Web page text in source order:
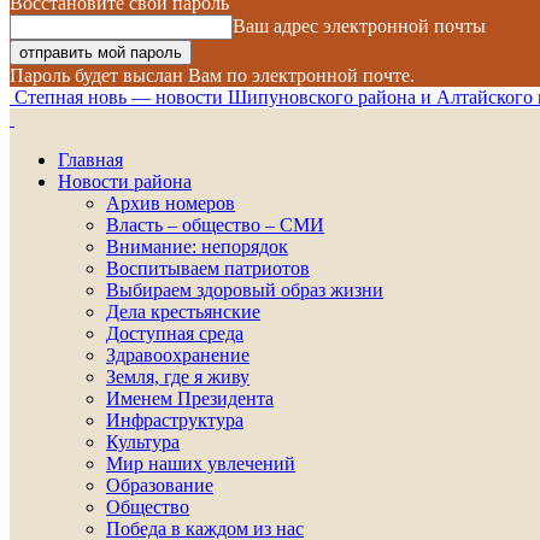
Ваш адрес электронной почты
Пароль будет выслан Вам по электронной почте.
Степная новь — новости Шипуновского района и Алтайского
Главная
Новости района
Архив номеров
Власть – общество – СМИ
Внимание: непорядок
Воспитываем патриотов
Выбираем здоровый образ жизни
Дела крестьянские
Доступная среда
Здравоохранение
Земля, где я живу
Именем Президента
Инфраструктура
Культура
Мир наших увлечений
Образование
Общество
Победа в каждом из нас